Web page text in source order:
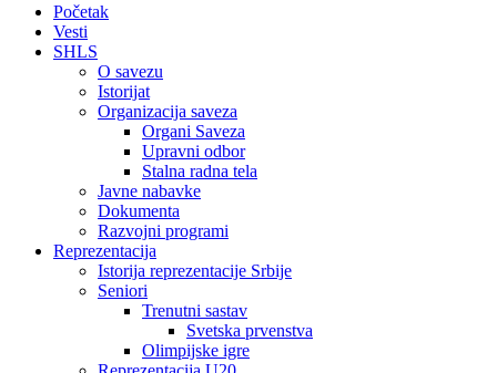
Početak
Vesti
SHLS
O savezu
Istorijat
Organizacija saveza
Organi Saveza
Upravni odbor
Stalna radna tela
Javne nabavke
Dokumenta
Razvojni programi
Reprezentacija
Istorija reprezentacije Srbije
Seniori
Trenutni sastav
Svetska prvenstva
Olimpijske igre